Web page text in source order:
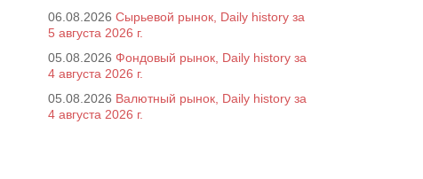
06.08.2026 Сырьевой рынок, Daily history за
5 августа 2026 г.
05.08.2026 Фондовый рынок, Daily history за
4 августа 2026 г.
05.08.2026 Валютный рынок, Daily history за
4 августа 2026 г.